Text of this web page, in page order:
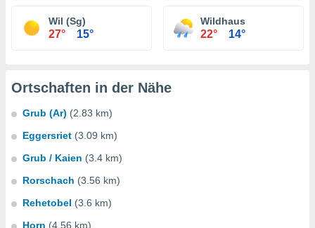
Wil (Sg)
27° 15°
Wildhaus
22° 14°
Ortschaften in der Nähe
Grub (Ar) (2.83 km)
Eggersriet (3.09 km)
Grub / Kaien (3.4 km)
Rorschach (3.56 km)
Rehetobel (3.6 km)
Horn (4.56 km)